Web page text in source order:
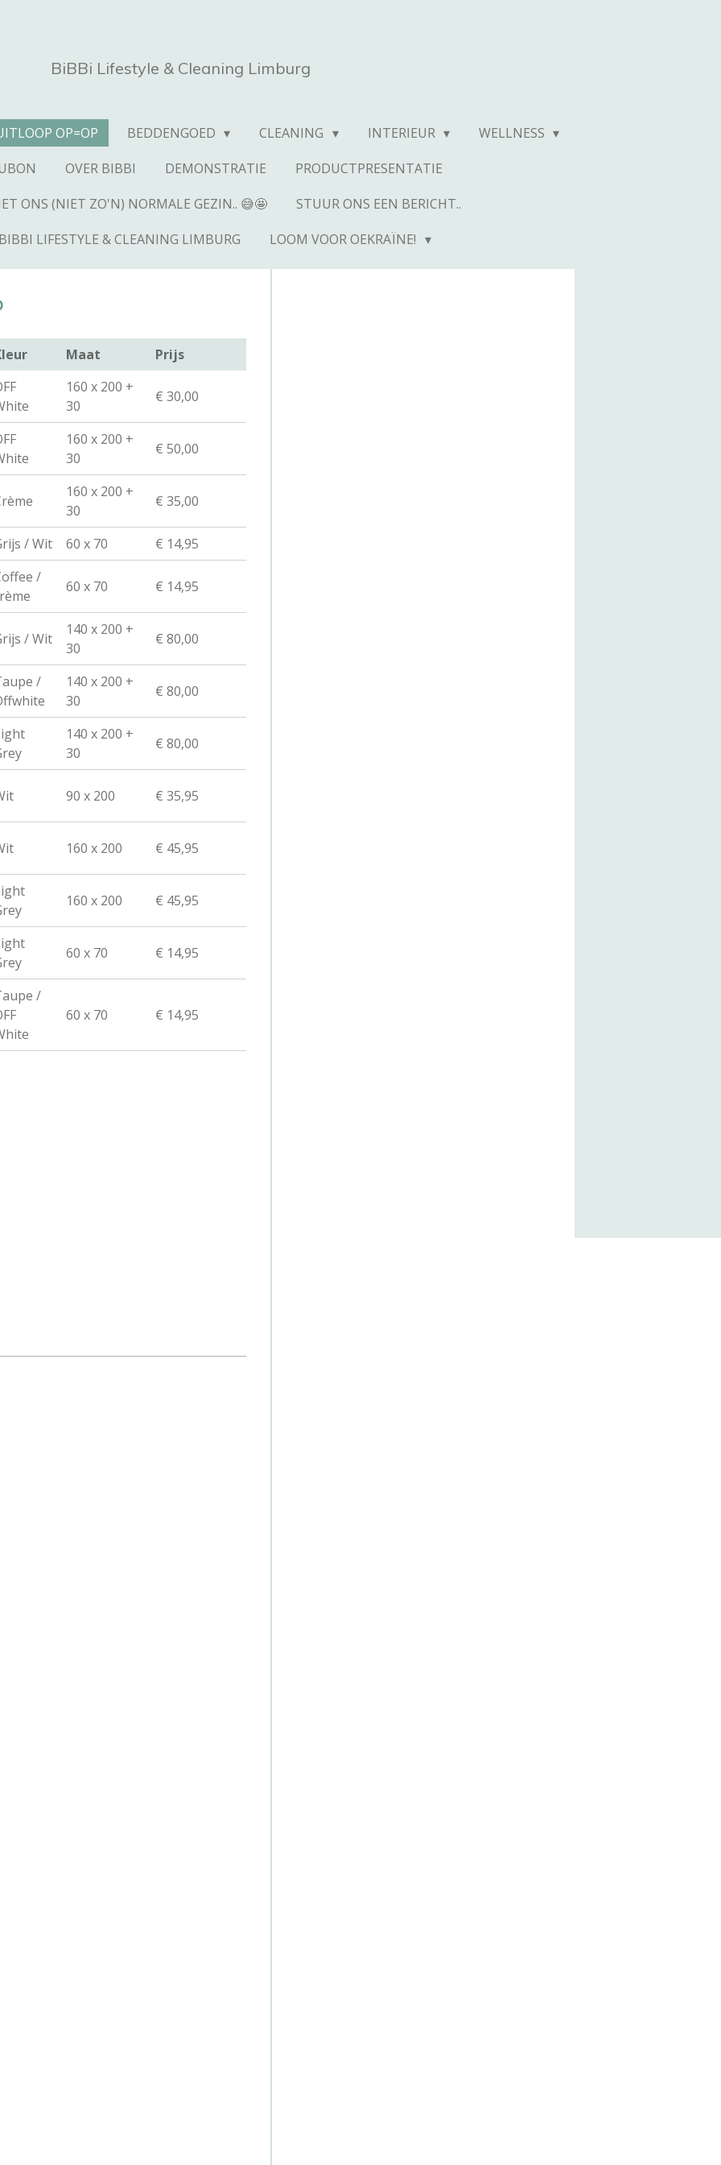
BiBBi Lifestyle & Cleaning Limburg
OP=OP BEDDENGOED CLEANING INTERIEUR
WELLNESS
OVER BIBBI DEMONSTRATIE
PRODUCTPRESENTATIE
ONS (NIET ZO'N) NORMALE GEZIN.. 😅🤩
STUUR ONS EEN BERICHT..
LIFESTYLE & CLEANING LIMBURG
LOOM VOOR OEKRAÏNE!
Maat Prijs
160 x 200 +
30
€ 30,00
160 x 200 +
30
€ 50,00
160 x 200 +
30
€ 35,00
/ Wit 60 x 70
€ 14,95
/
60 x 70 € 14,95
/ Wit
140 x 200 +
30
€ 80,00
/
140 x 200 +
30
€ 80,00
140 x 200 +
30
€ 80,00
90 x 200 € 35,95
160 x 200 € 45,95
160 x 200 € 45,95
60 x 70 € 14,95
/
60 x 70 € 14,95